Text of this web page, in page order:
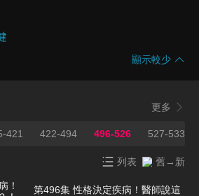
顯示較少
更多
421 422-494 496-526 527-533
列表 舊→新
第496集 性格決定疾病！醫師說這